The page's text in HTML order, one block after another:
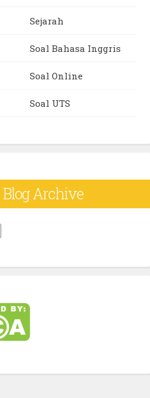
Sejarah
Soal Bahasa Inggris
Soal Online
Soal UTS
Blog Archive